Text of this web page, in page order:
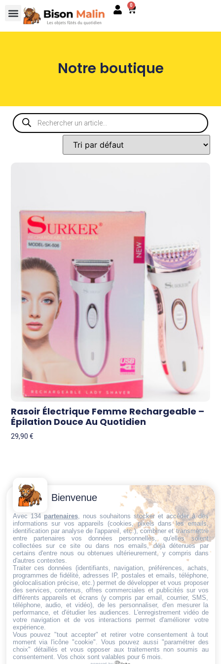
0
Notre boutique
Rasoir Électrique Femme Rechargeable –
Épilation Douce Au Quotidien
29,90€
Trouvez ce qu'il vous faut,
au bon endroit
Conditions
générales
de vente
Politique de
cookies
Politique de
confidentialité
Mentions
légales
Conditions de
retour et de
remboursement
Droit de
rétractation
Contactez-
Nous
Email:
dt@sasbms.fr
Bienvenue
Avec 134 partenaires, nous souhaitons stocker et accéder à des
informations sur vos appareils (cookies, pixels dans les emails,
identification par analyse de l'appareil, etc.), combiner et transmettre
entre partenaires vos données personnelles, qu'elles soient
collectées sur ce site ou dans nos emails, déjà détenues par
certains d'entre nous ou obtenues ultérieurement, y compris dans
d'autres contextes.
Traiter ces données (identifiants, navigation, préférences, achats,
programmes de fidélité, adresses IP, postales et emails, téléphone,
géolocalisation précise, etc.) permet de développer et vous proposer
des services, contenus, offres commerciales et publicités sur vos
différents appareils et écrans (y compris par email, courrier, SMS,
téléphone, audio, et vidéo), de les personnaliser, d'en mesurer la
performance, et d'étudier les audiences. L'enregistrement vidéo de
votre navigation et de vos interactions permet d'améliorer votre
expérience.
Vous pouvez "tout accepter" et retirer votre consentement à tout
moment via l'icône "cookie" . Vous pouvez aussi "paramétrer des
choix" détaillés et vous opposer aux traitements non soumis au
consentement. Vos choix sont valables pour 6 mois.